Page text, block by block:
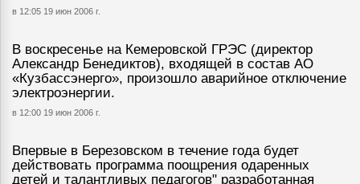
в 12:05 19 июн 2006 г.
В воскресенье на Кемеровской ГРЭС (директор
Александр Бенедиктов), входящей в состав АО
«Кузбассэнерго», произошло аварийное отключение
электроэнергии.
в 12:00 19 июн 2006 г.
Впервые в Березовском в течение года будет
действовать программа поощрения одаренных
детей и талантливых педагогов" разработанная